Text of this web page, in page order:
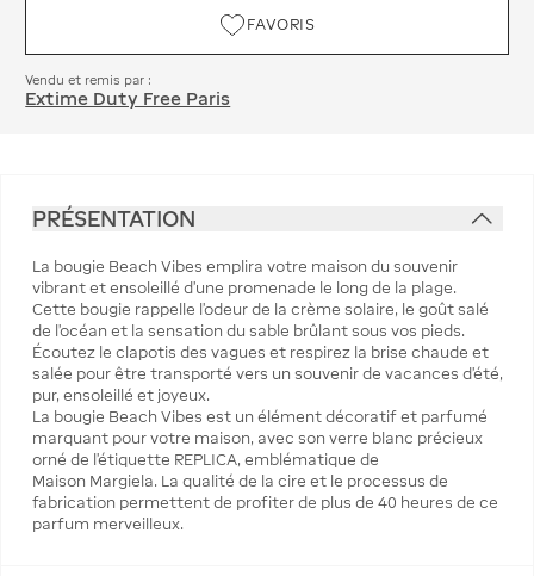
FAVORIS
Vendu et remis par :
Extime Duty Free Paris
PRÉSENTATION
La bougie Beach Vibes emplira votre maison du souvenir
vibrant et ensoleillé d’une promenade le long de la plage.
Cette bougie rappelle l’odeur de la crème solaire, le goût salé
de l’océan et la sensation du sable brûlant sous vos pieds.
Écoutez le clapotis des vagues et respirez la brise chaude et
salée pour être transporté vers un souvenir de vacances d’été,
pur, ensoleillé et joyeux.
La bougie Beach Vibes est un élément décoratif et parfumé
marquant pour votre maison, avec son verre blanc précieux
orné de l’étiquette REPLICA, emblématique de
Maison Margiela. La qualité de la cire et le processus de
fabrication permettent de profiter de plus de 40 heures de ce
parfum merveilleux.